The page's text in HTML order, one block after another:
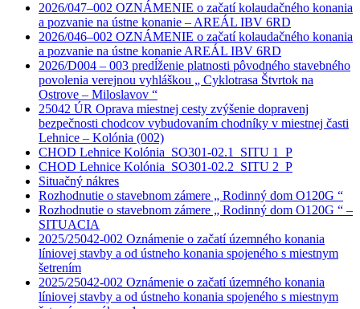
2026/047–002 OZNÁMENIE o začatí kolaudačného konania
a pozvanie na ústne konanie – AREÁL IBV 6RD
2026/046–002 OZNÁMENIE o začatí kolaudačného konania
a pozvanie na ústne konanie AREÁL IBV 6RD
2026/D004 – 003 predĺženie platnosti pôvodného stavebného
povolenia verejnou vyhláškou „ Cyklotrasa Štvrtok na
Ostrove – Miloslavov “
25042 ÚR Oprava miestnej cesty zvýšenie dopravenj
bezpečnosti chodcov vybudovaním chodníky v miestnej časti
Lehnice – Kolónia (002)
CHOD Lehnice Kolónia_SO301-02.1_SITU 1_P
CHOD Lehnice Kolónia_SO301-02.2_SITU 2_P
Situačný nákres
Rozhodnutie o stavebnom zámere „ Rodinný dom O120G “
Rozhodnutie o stavebnom zámere „ Rodinný dom O120G “ –
SITUACIA
2025/25042-002 Oznámenie o začatí územného konania
líniovej stavby a od ústneho konania spojeného s miestnym
šetrením
2025/25042-002 Oznámenie o začatí územného konania
líniovej stavby a od ústneho konania spojeného s miestnym